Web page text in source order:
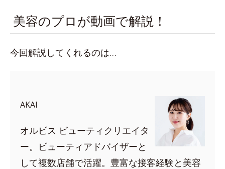
美容のプロが動画で解説！
今回解説してくれるのは…
AKAI
オルビス ビューティクリエイタ
ー。ビューティアドバイザーと
して複数店舗で活躍。豊富な接客経験と美容